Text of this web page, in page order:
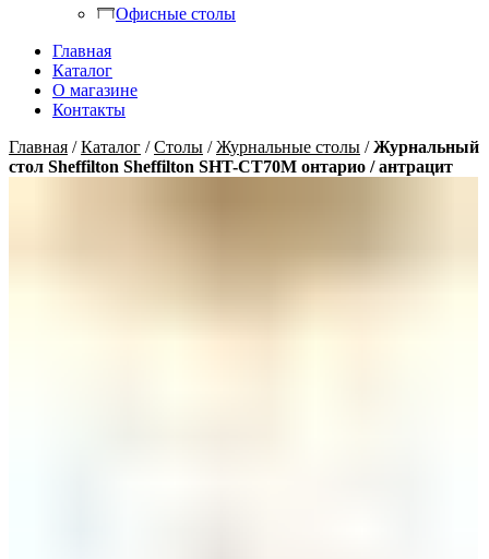
Офисные столы
Главная
Каталог
О магазине
Контакты
Главная /Каталог /Столы /Журнальные столы /Журнальный
стол Sheffilton Sheffilton SHT-CT70M онтарио / антрацит